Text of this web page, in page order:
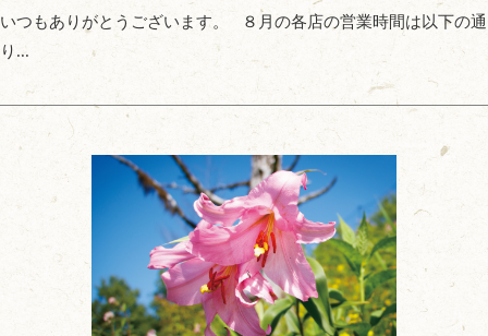
いつもありがとうございます。 ８月の各店の営業時間は以下の通
り...